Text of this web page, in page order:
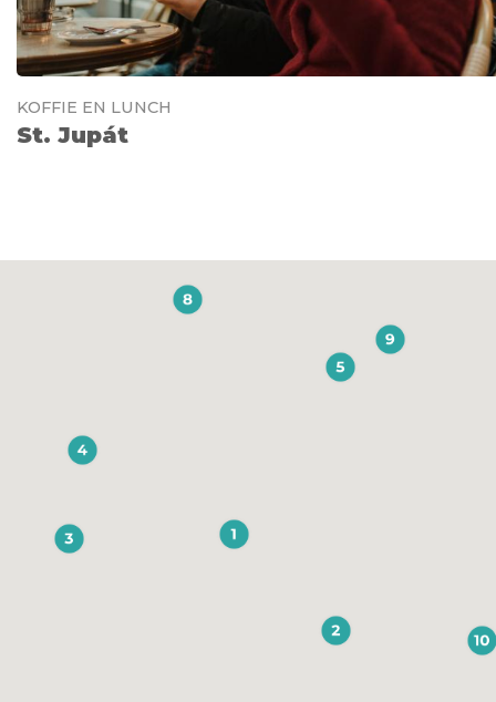
KOFFIE EN LUNCH
St. Jupát